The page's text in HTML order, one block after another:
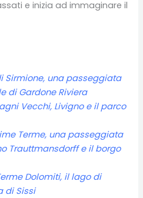
e inizia ad immaginare il
Sirmione, una passeggiata
di Gardone Riviera
Vecchi, Livigno e il parco
Terme, una passeggiata
Trauttmansdorff e il borgo
Dolomiti, il lago di
di Sissi